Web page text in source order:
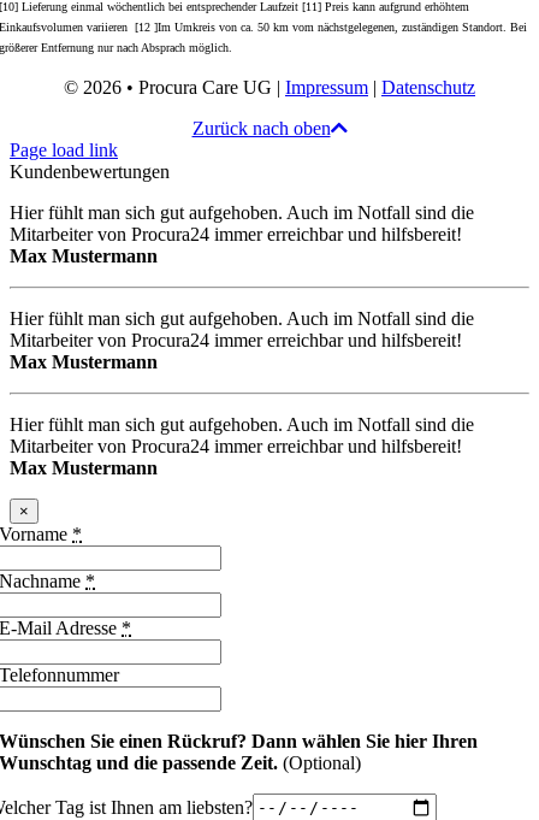
[10] Lieferung einmal wöchentlich bei entsprechender Laufzeit [11] Preis kann aufgrund erhöhtem
Einkaufsvolumen variieren [12 ]Im Umkreis von ca. 50 km vom nächstgelegenen, zuständigen Standort. Bei
größerer Entfernung nur nach Absprach möglich.
© 2026 • Procura Care UG | Impressum | Datenschutz
Zurück nach oben
Page load link
Kundenbewertungen
Hier fühlt man sich gut aufgehoben. Auch im Notfall sind die
Mitarbeiter von Procura24 immer erreichbar und hilfsbereit!
Max Mustermann
Hier fühlt man sich gut aufgehoben. Auch im Notfall sind die
Mitarbeiter von Procura24 immer erreichbar und hilfsbereit!
Max Mustermann
Hier fühlt man sich gut aufgehoben. Auch im Notfall sind die
Mitarbeiter von Procura24 immer erreichbar und hilfsbereit!
Max Mustermann
×
Vorname *
Nachname *
E-Mail Adresse *
Telefonnummer
Wünschen Sie einen Rückruf? Dann wählen Sie hier Ihren
Wunschtag und die passende Zeit.(Optional)
Tag ist Ihnen am liebsten?